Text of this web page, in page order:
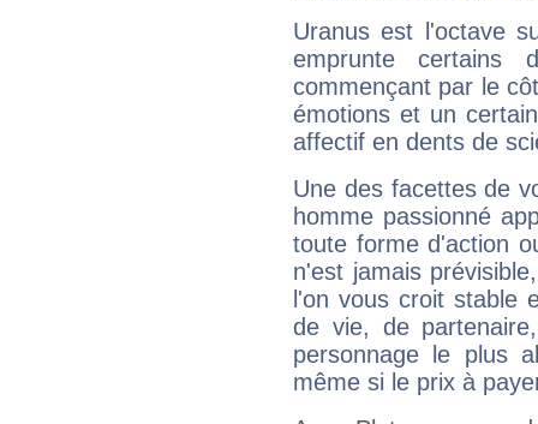
Uranus est l'octave
emprunte
commençant par le
émotions et un
affectif en dents de
Une des facettes de
homme passionné
toute forme d'action
n'est jamais
l'on vous croit stable
de vie, de
personnage le plus
même si le prix à